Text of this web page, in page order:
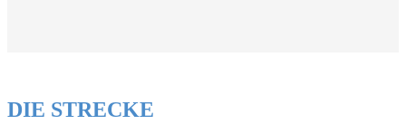
DIE STRECKE